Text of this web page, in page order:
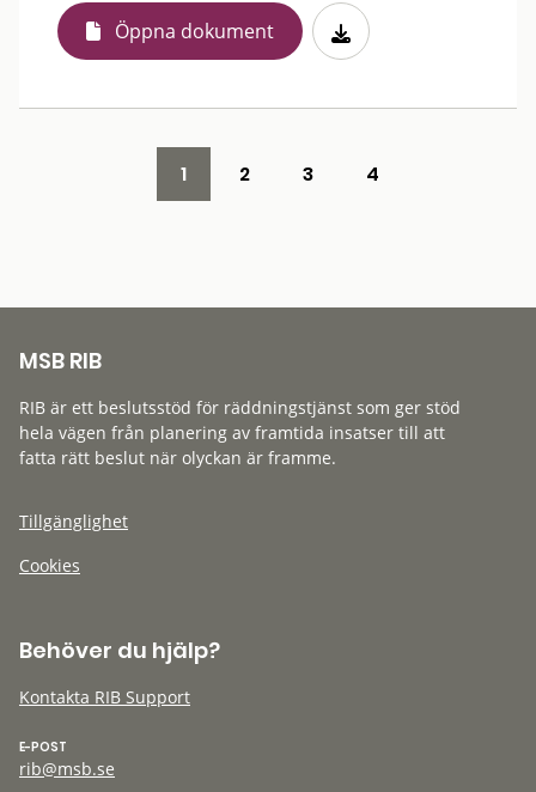
Öppna dokument
1 2 3 4
MSB RIB
RIB är ett beslutsstöd för räddningstjänst som ger stöd
hela vägen från planering av framtida insatser till att
fatta rätt beslut när olyckan är framme.
Tillgänglighet
Cookies
Behöver du hjälp?
Kontakta RIB Support
E-POST
rib@msb.se